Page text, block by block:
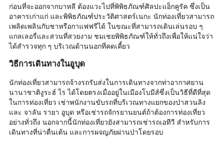
ก่อนที่จะออกจากบาหลี ต้องแวะไปที่พิพิธภัณฑ์ศิลปะแอ็กคูรัค ซึ่งเป็น
อาคารเก่าแก่ และพิพิธภัณฑ์ประวัติศาสตร์เนกะ นักท่องเที่ยวสามารถ
เพลิดเพลินกับชาหรือกาแฟฟรีได้ ในขณะที่สามารถเดินเล่นรอบ ๆ
แกลเลอรี่และสวนที่สวยงาม ชมเชยพิพิธภัณฑ์ให้ทั่วถึงเพื่อให้แน่ใจว่า
ได้สำรวจทุก ๆ บริเวณด้านนอกที่คดเคี้ยว
วิธีการเดินทางในอูบุด
นักท่องเที่ยวสามารถจ้างรถรับส่งในการเดินทางจากท่าอากาศยาน
นานาชาติงูระฮ์ ไร ได้โดยตรงเมื่ออยู่ในเมืองโบมีส์ซึ่งเป็นวิธีที่ดีที่สุด
ในการท่องเที่ยว เช่าพนักงานขับรถที่บริเวณทางแยกของป่าสวนลิง
และ จาลัน รายา อูบุด หรือเช่ารถจักรยานยนต์ถ้าต้องการท่องเที่ยว
อย่างทั่วถึง นอกจากนี้นักท่องเที่ยวยังสามารถเช่ารถเอทีวี สำหรับการ
เดินทางที่น่าตื่นเต้น และการผจญภัยผ่านป่าโดยรอบ